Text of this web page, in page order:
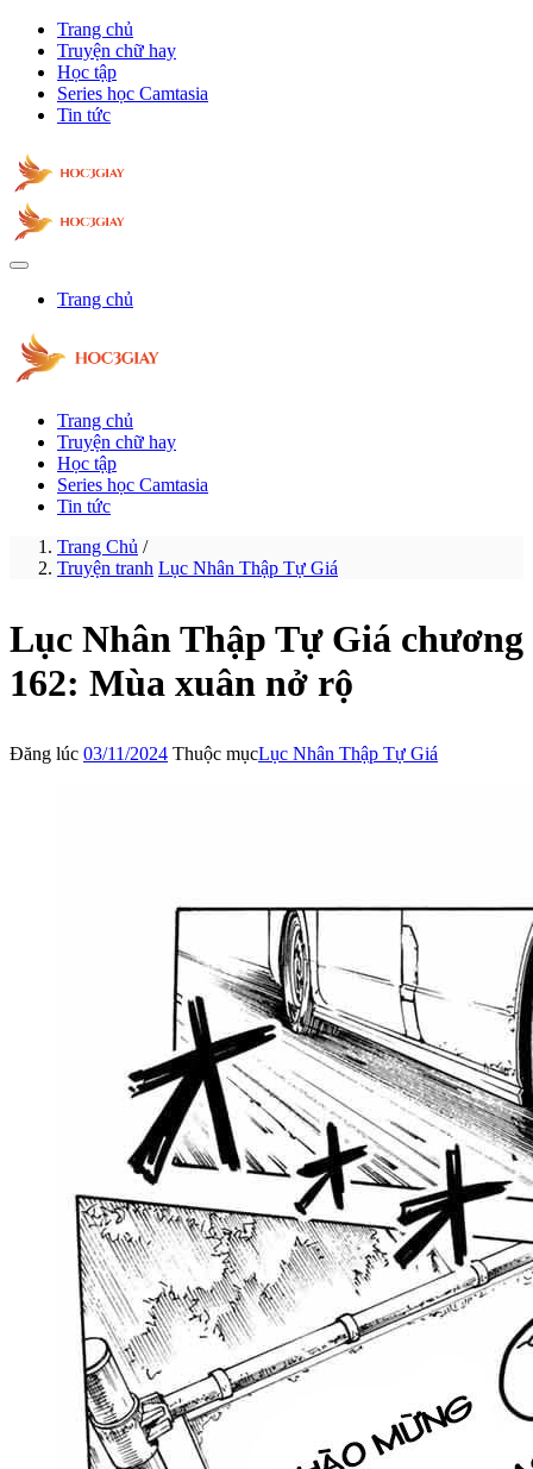
Trang chủ
Truyện chữ hay
Học tập
Series học Camtasia
Tin tức
Trang chủ
Trang chủ
Truyện chữ hay
Học tập
Series học Camtasia
Tin tức
Trang Chủ /
Truyện tranh Lục Nhân Thập Tự Giá
Lục Nhân Thập Tự Giá chương
162: Mùa xuân nở rộ
Đăng lúc 03/11/2024 Thuộc mụcLục Nhân Thập Tự Giá